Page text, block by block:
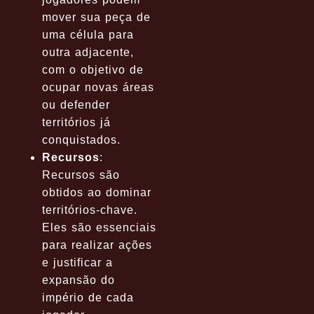
mover sua peça de
uma célula para
outra adjacente,
com o objetivo de
ocupar novas áreas
ou defender
territórios já
conquistados.
Recursos:
Recursos são
obtidos ao dominar
territórios-chave.
Eles são essenciais
para realizar ações
e justificar a
expansão do
império de cada